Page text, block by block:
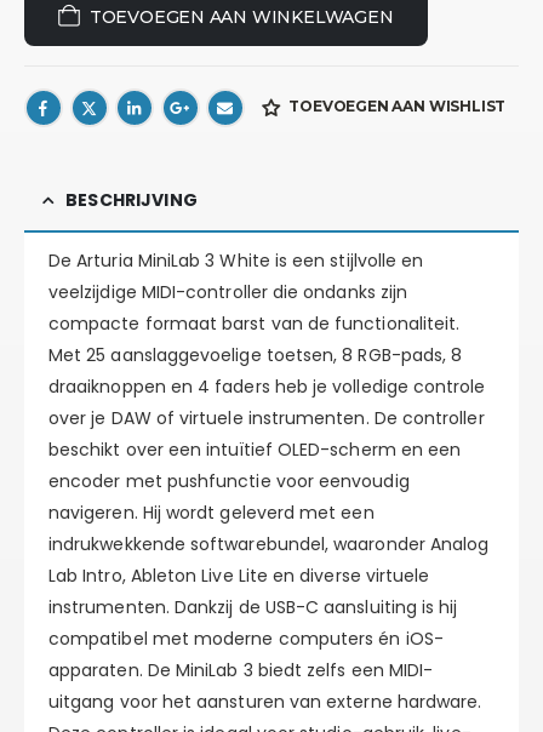
TOEVOEGEN AAN WINKELWAGEN
TOEVOEGEN AAN WISHLIST
BESCHRIJVING
De Arturia MiniLab 3 White is een stijlvolle en
veelzijdige MIDI-controller die ondanks zijn
compacte formaat barst van de functionaliteit.
Met 25 aanslaggevoelige toetsen, 8 RGB-pads, 8
draaiknoppen en 4 faders heb je volledige controle
over je DAW of virtuele instrumenten. De controller
beschikt over een intuïtief OLED-scherm en een
encoder met pushfunctie voor eenvoudig
navigeren. Hij wordt geleverd met een
indrukwekkende softwarebundel, waaronder Analog
Lab Intro, Ableton Live Lite en diverse virtuele
instrumenten. Dankzij de USB-C aansluiting is hij
compatibel met moderne computers én iOS-
apparaten. De MiniLab 3 biedt zelfs een MIDI-
uitgang voor het aansturen van externe hardware.